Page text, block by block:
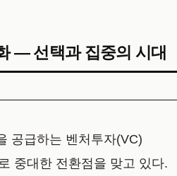
— 선택과 집중의 시대
공급하는 벤처투자(VC)
중대한 전환점을 맞고 있다.